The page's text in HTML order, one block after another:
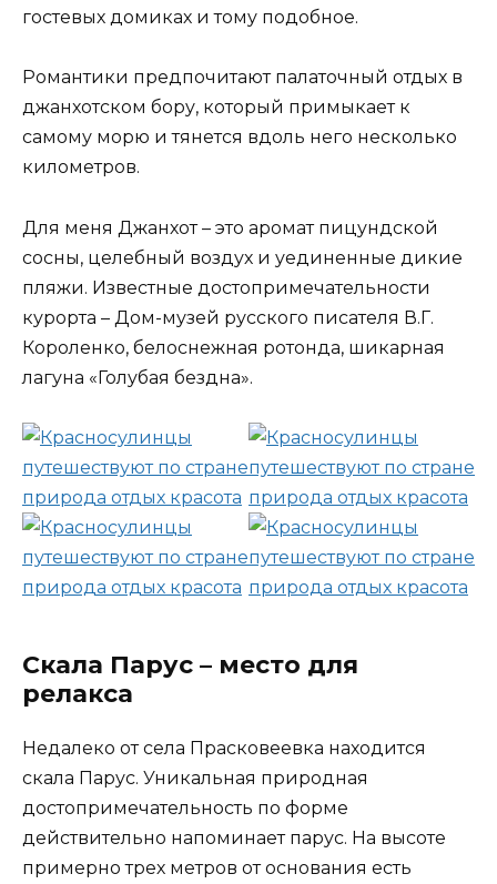
гостевых домиках и тому подобное.
Романтики предпочитают палаточный отдых в
джанхотском бору, который примыкает к
самому морю и тянется вдоль него несколько
километров.
Для меня Джанхот – это аромат пицундской
сосны, целебный воздух и уединенные дикие
пляжи. Известные достопримечательности
курорта – Дом-музей русского писателя В.Г.
Короленко, белоснежная ротонда, шикарная
лагуна «Голубая бездна».
Скала Парус – место для
релакса
Недалеко от села Прасковеевка находится
скала Парус. Уникальная природная
достопримечательность по форме
действительно напоминает парус. На высоте
примерно трех метров от основания есть